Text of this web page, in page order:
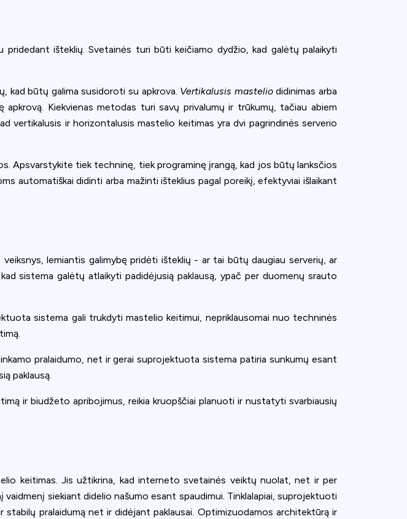
išteklių. Svetainės turi būti keičiamo dydžio, kad galėtų palaikyti
kad būtų galima susidoroti su apkrova. Vertikalusis masteliodidinimas arba
Kiekvienas metodas turi savų privalumų ir trūkumų, tačiau abiem
vertikalusis ir horizontalusis mastelio keitimas yra dvi pagrindinės serverio
Apsvarstykite tiek techninę, tiek programinę įrangą, kad jos būtų lanksčios
automatiškai didinti arba mažinti išteklius pagal poreikį, efektyviai išlaikant
veiksnys, lemiantis galimybę pridėti išteklių - ar tai būtų daugiau serverių, ar
sistema galėtų atlaikyti padidėjusią paklausą, ypač per duomenų srauto
sistema gali trukdyti mastelio keitimui, nepriklausomai nuo techninės
pralaidumo, net ir gerai suprojektuota sistema patiria sunkumų esant
paklausą.
ir biudžeto apribojimus, reikia kruopščiai planuoti ir nustatyti svarbiausių
keitimas. Jis užtikrina, kad interneto svetainės veiktų nuolat, net ir per
siekiant didelio našumo esant spaudimui. Tinklalapiai, suprojektuoti
stabilų pralaidumą net ir didėjant paklausai. Optimizuodamos architektūrą ir